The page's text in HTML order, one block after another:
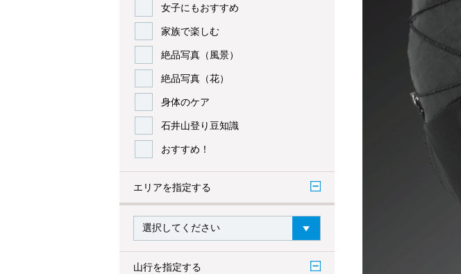
女子にもおすすめ
家族で楽しむ
絶品写真（風景）
絶品写真（花）
身体のケア
石井山登り豆知識
おすすめ！
エリアを指定する
山行を指定する